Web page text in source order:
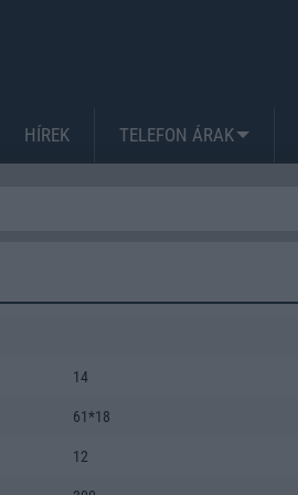
HÍREK TELEFON ÁRAK
14
61*18
12